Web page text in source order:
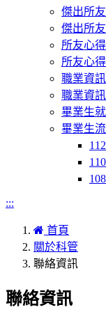
傑出所友
傑出所友
所友心
所友心
職業資訊
職業資訊
畢業生
畢業生
:::
首頁
關於科管
聯絡資訊
聯絡資訊